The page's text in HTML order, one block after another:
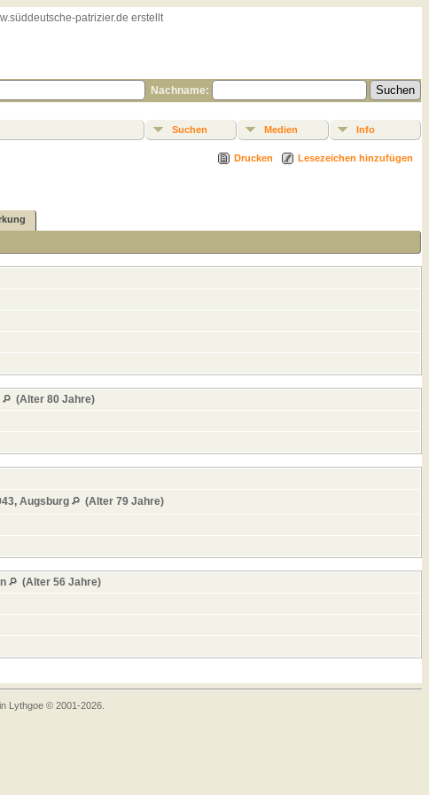
patrizier.de erstellt
Nachname:
Suchen Medien Info
Drucken Lesezeichen hinzufügen
(Alter 80 Jahre)
Augsburg
(Alter 79 Jahre)
(Alter 56 Jahre)
Lythgoe © 2001-2026.